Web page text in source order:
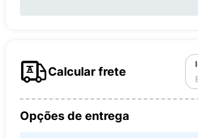
Calcular frete
Opções de entrega